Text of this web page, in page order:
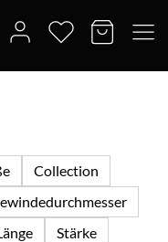
Collection
Stärke